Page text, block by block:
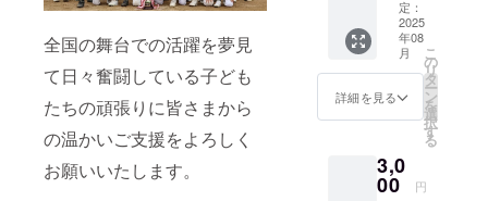
全国の舞台での活躍を夢見
て日々奮闘している子ども
たちの頑張りに皆さまから
の温かいご支援をよろしく
お願いいたします。
お送り
しま
す。
定：
2025
年08
月
詳細を見る
こ
の
リ
タ
ー
ン
を
選
択
す
る
3,0
00 円